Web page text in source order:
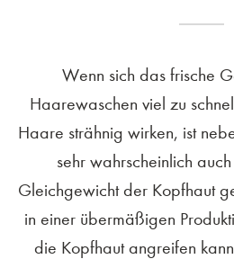
Wenn sich das frische
Haarewaschen viel zu
Haare strähnig wirken, ist
sehr wahrscheinlich
Gleichgewicht der Kopfhaut
in einer übermäßigen
die Kopfhaut angreifen